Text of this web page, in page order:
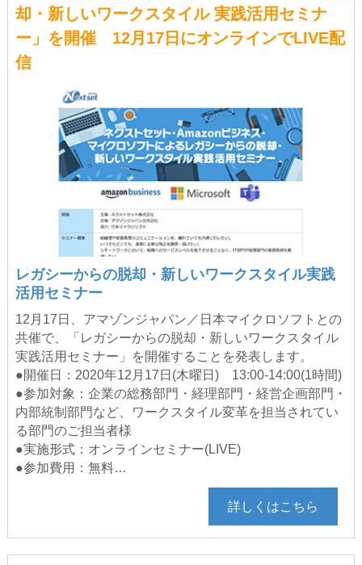
却・新しいワークスタイル 実践活用セミナ
ー」を開催 12月17日にオンラインでLIVE配
信
レガシーからの脱却・新しいワークスタイル実践
活用セミナー
12月17日、アマゾンジャパン／日本マイクロソフトとの
共催で、「レガシーからの脱却・新しいワークスタイル
実践活用セミナー」を開催することを発表します。
●開催日：2020年12月17日(木曜日) 13:00-14:00(1時間)
●参加対象：企業の総務部門・経理部門・経営企画部門・
内部統制部門など、ワークスタイル変革を担当されてい
る部門のご担当者様
●実施形式：オンラインセミナー(LIVE)
●参加費用：無料…
詳しくはこちら